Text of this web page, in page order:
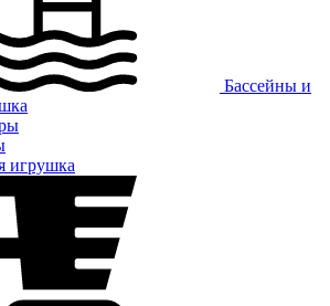
Бассейны и
игрушка